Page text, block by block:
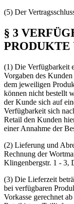
(5) Der
§ 3
PRODUKTE
(1) Die Verfügbarkeit
Vorgaben des
dem jeweiligen
können nicht bestellt
der Kunde sich auf
Verfügbarkeit sich
Retail den Kunden
einer Annahme der
(2) Lieferung und
Rechnung der
Klingenbergstr. 1 - 3,
(3) Die Lieferzeit
bei verfügbaren
Vorkasse gerechnet